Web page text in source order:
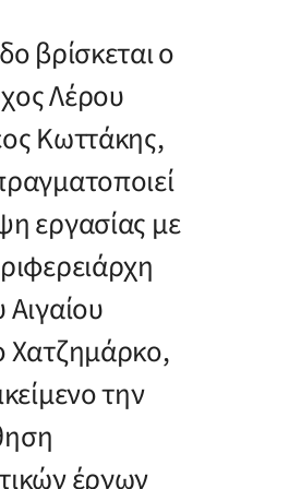
βρίσκεται ο
Λέρου
Κωττάκης,
εργασίας με
Χατζημάρκο,
την
έργων